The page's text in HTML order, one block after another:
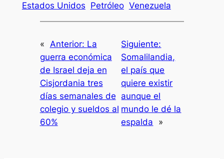
Estados Unidos Petróleo Venezuela
« Anterior: La
guerra económica
de Israel deja en
Cisjordania tres
días semanales de
colegio y sueldos al
60%
Siguiente:
Somalilandia,
el país que
quiere existir
aunque el
mundo le dé la
espalda
»